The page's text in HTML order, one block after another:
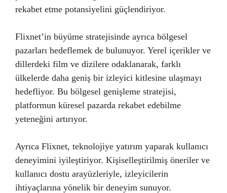
rekabet etme potansiyelini güçlendiriyor.
Flixnet’in büyüme stratejisinde ayrıca bölgesel
pazarları hedeflemek de bulunuyor. Yerel içerikler ve
dillerdeki film ve dizilere odaklanarak, farklı
ülkelerde daha geniş bir izleyici kitlesine ulaşmayı
hedefliyor. Bu bölgesel genişleme stratejisi,
platformun küresel pazarda rekabet edebilme
yeteneğini artırıyor.
Ayrıca Flixnet, teknolojiye yatırım yaparak kullanıcı
deneyimini iyileştiriyor. Kişiselleştirilmiş öneriler ve
kullanıcı dostu arayüzleriyle, izleyicilerin
ihtiyaçlarına yönelik bir deneyim sunuyor.